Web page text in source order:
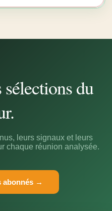
du
leurs signaux et leurs
chaque réunion analysée.
abonnés →